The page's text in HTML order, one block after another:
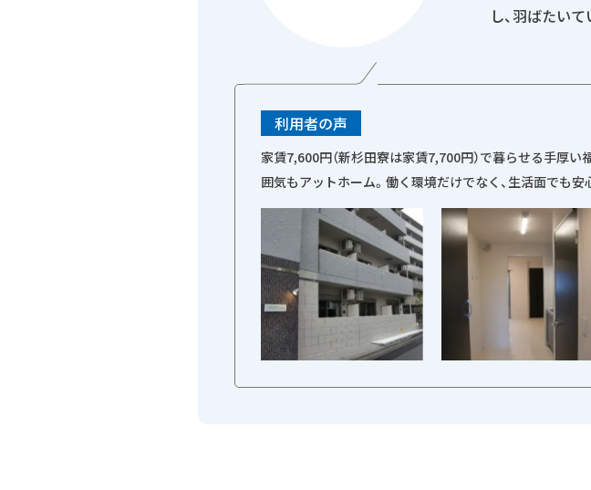
し、羽ばたいて
利用者の声
家賃7,600円（新杉田寮は家賃7,700円）で暮らせる手厚
囲気もアットホーム。働く環境だけでなく、生活面でも安